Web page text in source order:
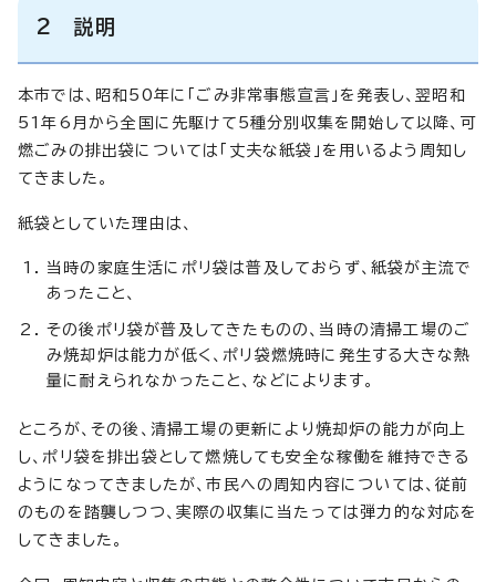
2 説明
本市では、昭和50年に「ごみ非常事態宣言」を発表し、翌昭和
51年6月から全国に先駆けて5種分別収集を開始して以降、可
燃ごみの排出袋については「丈夫な紙袋」を用いるよう周知し
てきました。
紙袋としていた理由は、
当時の家庭生活にポリ袋は普及しておらず、紙袋が主流で
あったこと、
その後ポリ袋が普及してきたものの、当時の清掃工場のご
み焼却炉は能力が低く、ポリ袋燃焼時に発生する大きな熱
量に耐えられなかったこと、などによります。
ところが、その後、清掃工場の更新により焼却炉の能力が向上
し、ポリ袋を排出袋として燃焼しても安全な稼働を維持できる
ようになってきましたが、市民への周知内容については、従前
のものを踏襲しつつ、実際の収集に当たっては弾力的な対応を
してきました。